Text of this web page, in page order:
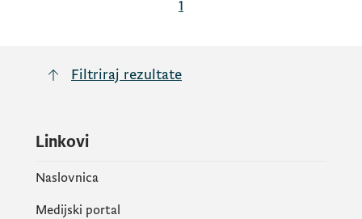
1
Filtriraj rezultate
Linkovi
Naslovnica
Medijski portal